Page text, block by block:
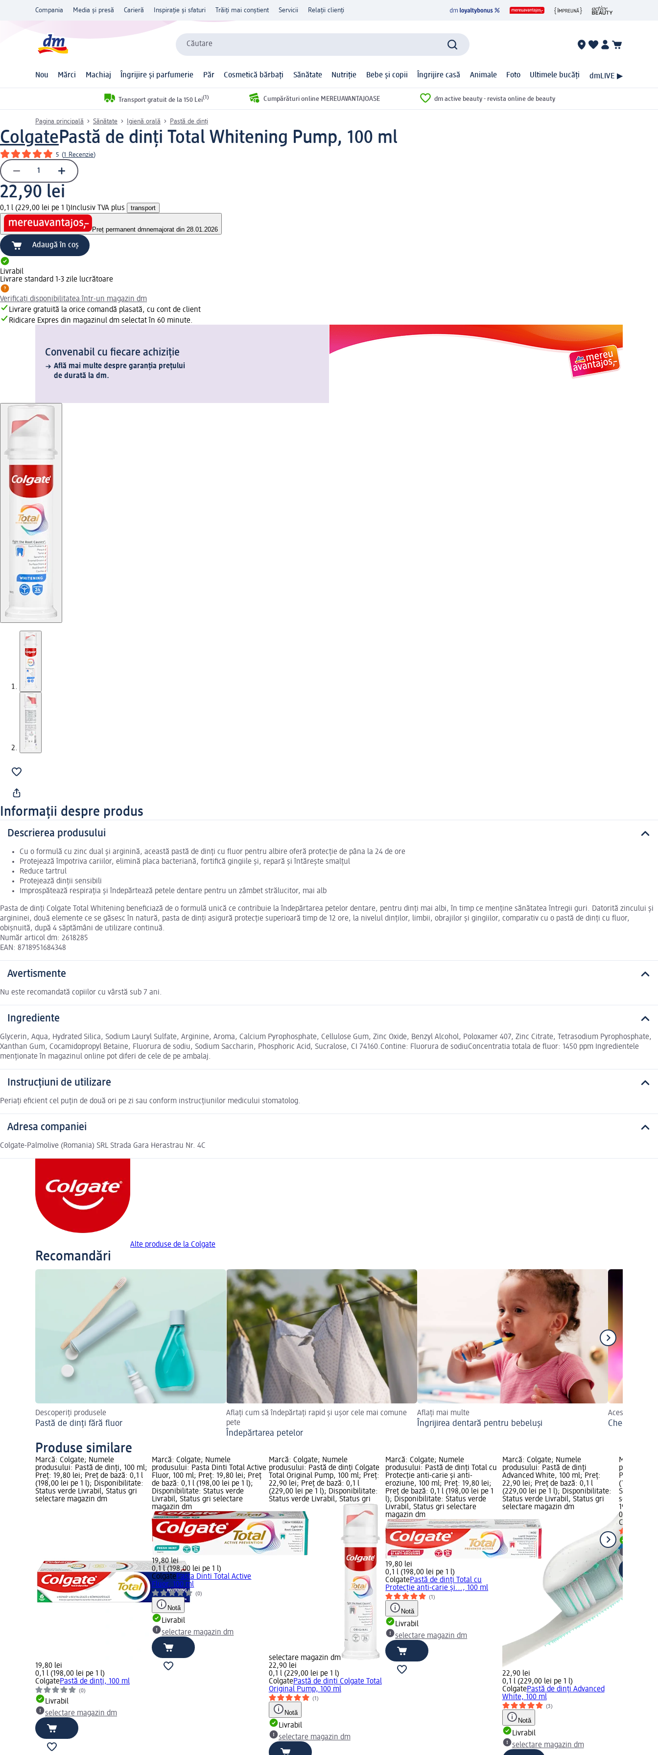
Compania Media și presă Carieră Inspirație și sfaturi Trăiți mai conștient Servicii Relații clienți
Căutare
Nou Mărci Machiaj Îngrijire și parfumerie Păr Cosmetică bărbați Sănătate Nutriție Bebe și copii Îngrijire casă Animale Foto Ultimele bucăți dmLIVE ▶
Transport gratuit de la 150 Lei(1) Cumpărături online MEREUAVANTAJOASE dm active beauty - revista online de beauty
Pagina principală Sănătate Igienă orală Pastă de dinți
ColgatePastă de dinți Total Whitening Pump, 100 ml
5 (1 Recenzie)
22,90 lei
0,1 l (229,00 lei pe 1 l) Inclusiv TVA plus transport
Preț permanent dmnemajorat din 28.01.2026
Adaugă în coș
Livrabil
Livrare standard 1-3 zile lucrătoare
Verificați disponibilitatea într-un magazin dm
Livrare gratuită la orice comandă plasată, cu cont de client
Ridicare Expres din magazinul dm selectat în 60 minute.
Convenabil cu fiecare achiziție
Află mai multe despre garanția prețului
de durată la dm.
Informații despre produs
Descrierea produsului
Cu o formulă cu zinc dual și arginină, această pastă de dinți cu fluor pentru albire oferă protecție de pâna la 24 de ore
Protejează împotriva cariilor, elimină placa bacteriană, fortifică gingiile și, repară și întărește smalțul
Reduce tartrul
Protejează dinții sensibili
Improspătează respirația și îndepărtează petele dentare pentru un zâmbet strălucitor, mai alb
Pasta de dinți Colgate Total Whitening beneficiază de o formulă unică ce contribuie la îndepărtarea petelor dentare, pentru dinți mai albi, în timp ce menține sănătatea întregii guri. Datorită zincului și
argininei, două elemente ce se găsesc în natură, pasta de dinți asigură protecție superioară timp de 12 ore, la nivelul dinților, limbii, obrajilor și gingiilor, comparativ cu o pastă de dinți cu fluor,
obișnuită, după 4 săptămâni de utilizare continuă.
Număr articol dm: 2618285
EAN: 8718951684348
Avertismente
Nu este recomandată copiilor cu vârstă sub 7 ani.
Ingrediente
Glycerin, Aqua, Hydrated Silica, Sodium Lauryl Sulfate, Arginine, Aroma, Calcium Pyrophosphate, Cellulose Gum, Zinc Oxide, Benzyl Alcohol, Poloxamer 407, Zinc Citrate, Tetrasodium Pyrophosphate,
Xanthan Gum, Cocamidopropyl Betaine, Fluorura de sodiu, Sodium Saccharin, Phosphoric Acid, Sucralose, CI 74160.Contine: Fluorura de sodiuConcentratia totala de fluor: 1450 ppm Ingredientele
menționate în magazinul online pot diferi de cele de pe ambalaj.
Instrucțiuni de utilizare
Periați eficient cel puțin de două ori pe zi sau conform instrucțiunilor medicului stomatolog.
Adresa companiei
Colgate-Palmolive (Romania) SRL Strada Gara Herastrau Nr. 4C
Alte produse de la Colgate
Recomandări
Descoperiți produsele
Pastă de dinți fără fluor
Aflați cum să îndepărtați rapid și ușor cele mai comune
pete
Îndepărtarea petelor
Aflați mai multe
Îngrijirea dentară pentru bebeluși
Aceste
Checklist
Produse similare
Marcă: Colgate; Numele
produsului: Pastă de dinți, 100 ml;
Preț: 19,80 lei; Preț de bază: 0,1 l
(198,00 lei pe 1 l); Disponibilitate:
Status verde Livrabil, Status gri
selectare magazin dm
19,80 lei
0,1 l (198,00 lei pe 1 l)
ColgatePastă de dinți, 100 ml
(0)
Livrabil
selectare magazin dm
Marcă: Colgate; Numele
produsului: Pasta Dinti Total Active
Fluor, 100 ml; Preț: 19,80 lei; Preț
de bază: 0,1 l (198,00 lei pe 1 l);
Disponibilitate: Status verde
Livrabil, Status gri selectare
magazin dm
19,80 lei
0,1 l (198,00 lei pe 1 l)
ColgatePasta Dinti Total Active
Fluor, 100 ml
(0)
Notă
Livrabil
selectare magazin dm
Marcă: Colgate; Numele
produsului: Pastă de dinți Colgate
Total Original Pump, 100 ml; Preț:
22,90 lei; Preț de bază: 0,1 l
(229,00 lei pe 1 l); Disponibilitate:
Status verde Livrabil, Status gri
selectare magazin dm
22,90 lei
0,1 l (229,00 lei pe 1 l)
ColgatePastă de dinți Colgate Total
Original Pump, 100 ml
(1)
Notă
Livrabil
selectare magazin dm
Marcă: Colgate; Numele
produsului: Pastă de dinți Total cu
Protecție anti-carie și anti-
eroziune, 100 ml; Preț: 19,80 lei;
Preț de bază: 0,1 l (198,00 lei pe 1
l); Disponibilitate: Status verde
Livrabil, Status gri selectare
magazin dm
19,80 lei
0,1 l (198,00 lei pe 1 l)
ColgatePastă de dinți Total cu
Protecție anti-carie și..., 100 ml
(1)
Notă
Livrabil
selectare magazin dm
Marcă: Colgate; Numele
produsului: Pastă de dinți
Advanced White, 100 ml; Preț:
22,90 lei; Preț de bază: 0,1 l
(229,00 lei pe 1 l); Disponibilitate:
Status verde Livrabil, Status gri
selectare magazin dm
22,90 lei
0,1 l (229,00 lei pe 1 l)
ColgatePastă de dinți Advanced
White, 100 ml
(3)
Notă
Livrabil
selectare magazin dm
Marcă:
produsului:
Preț: 19,80
(198,00 lei
Status
selectare
19,80 lei
0,1 l
Colgate